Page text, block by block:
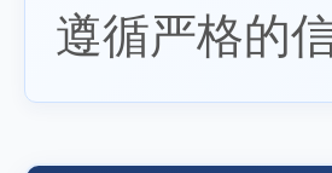
遵循严格的